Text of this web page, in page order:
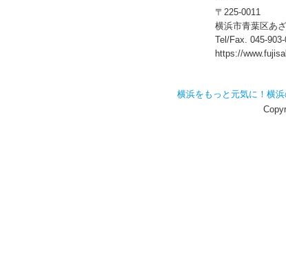
〒225-0011
横浜市青葉区あ
Tel/Fax. 045-
https://
横浜をもっと元気に！横